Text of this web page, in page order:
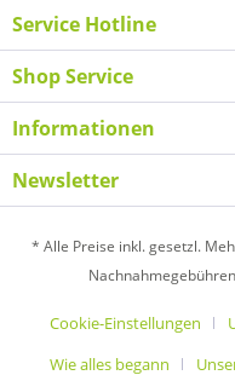
Service Hotline
Shop Service
Informationen
Newsletter
* Alle Preise inkl. gesetzl.
Cookie-Einstellungen
Wie alles begann